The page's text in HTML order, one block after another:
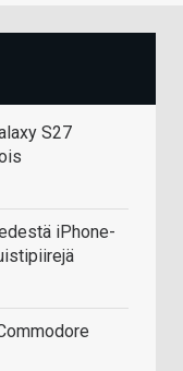
S27
iPhone-